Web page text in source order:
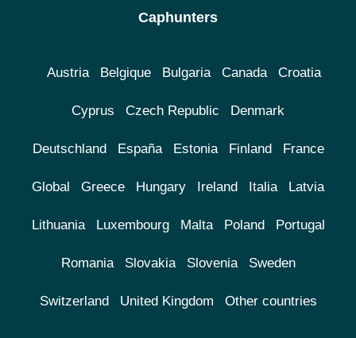
Caphunters
Austria Belgique Bulgaria Canada Croatia
Cyprus Czech Republic Denmark
Deutschland España Estonia Finland France
Global Greece Hungary Ireland Italia Latvia
Lithuania Luxembourg Malta Poland Portugal
Romania Slovakia Slovenia Sweden
Switzerland United Kingdom Other countries